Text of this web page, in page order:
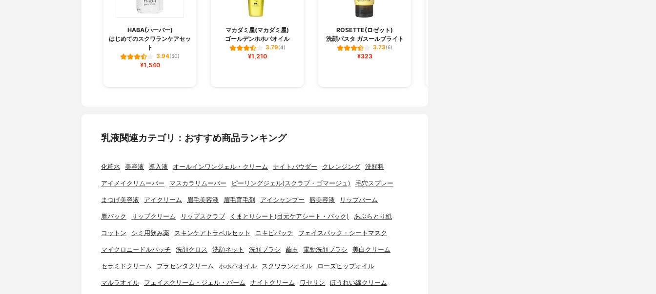
HABA(ハーバー)
はじめてのスクワランケアセッ
ト
3.94(50)
¥1,540
マカダミ屋(マカダミ屋)
ゴールデンホホバオイル
3.79(4)
¥1,210
ROSETTE(ロゼット)
洗顔パスタ ガスールブライト
3.73(6)
¥323
乳液関連カテゴリ：おすすめ商品ランキング
化粧水 美容液 導入液 オールインワンジェル・クリーム ナイトパウダー クレンジング 洗顔料
アイメイクリムーバー マスカラリムーバー ピーリングジェル(スクラブ・ゴマージュ) 毛穴スプレー
まつげ美容液 アイクリーム 眉毛美容液 眉毛育毛剤 アイシャンプー 唇美容液 リップバーム
唇パック リップクリーム リップスクラブ くまとりシート(目元ケアシート・パック) あぶらとり紙
コットン シミ用飲み薬 スキンケアトラベルセット ニキビパッチ フェイスパック・シートマスク
マイクロニードルパッチ 洗顔クロス 洗顔ネット 洗顔ブラシ 繭玉 電動洗顔ブラシ 美白クリーム
セラミドクリーム プラセンタクリーム ホホバオイル スクワランオイル ローズヒップオイル
マルラオイル フェイスクリーム・ジェル・バーム ナイトクリーム ワセリン ほうれい線クリーム